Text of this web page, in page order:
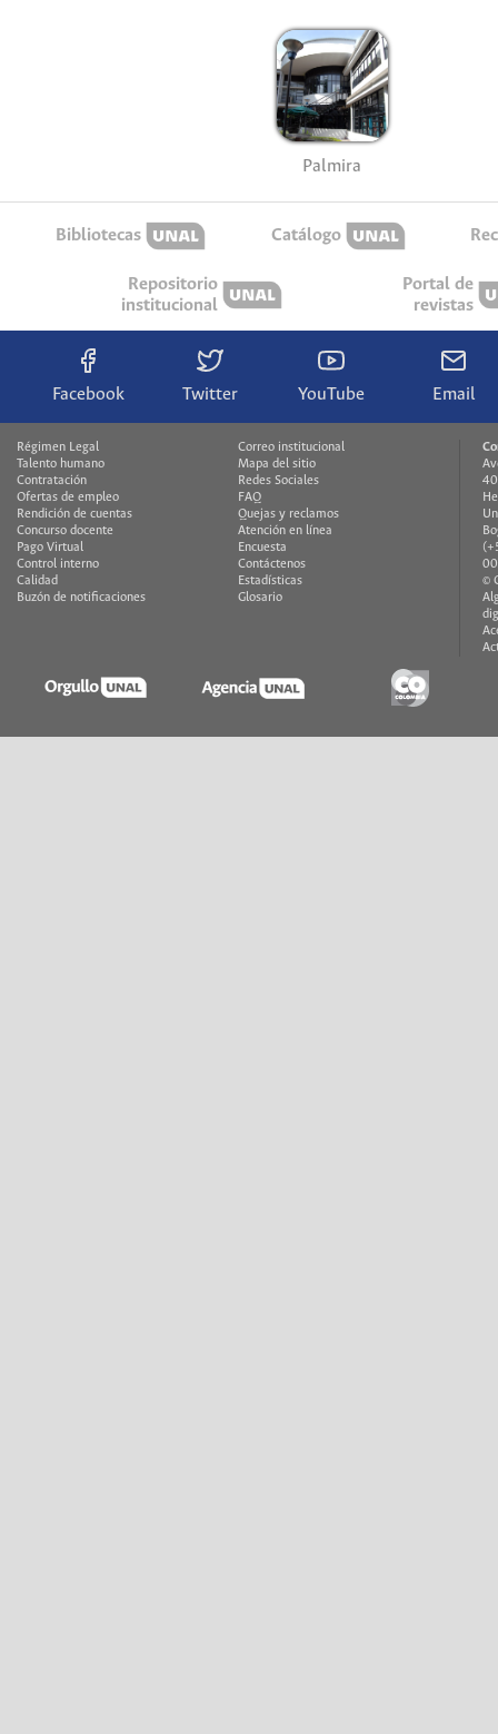
Palmira
Bibliotecas Catálogo
Repositorio
institucional
Portal de
revistas
Facebook Twitter YouTube Email
Régimen Legal
Talento humano
Contratación
Ofertas de empleo
Rendición de cuentas
Concurso docente
Pago Virtual
Control interno
Calidad
Buzón de notificaciones
Correo institucional
Mapa del sitio
Redes Sociales
FAQ
Quejas y reclamos
Atención en línea
Encuesta
Contáctenos
Estadísticas
Glosario
©